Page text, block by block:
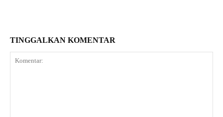
TINGGALKAN KOMENTAR